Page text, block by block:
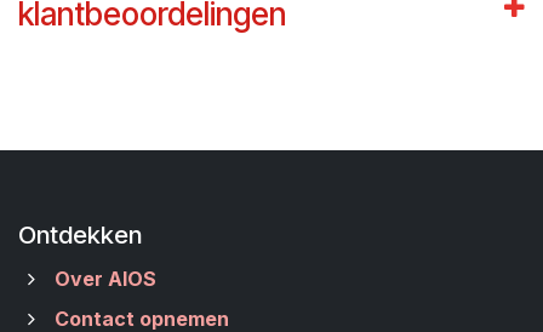
klantbeoordelingen
Ontdekken
Over AIOS
Contact opnemen